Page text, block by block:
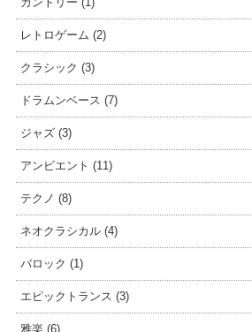
レトロゲーム (2)
クラシック (3)
ドラムンベース (7)
ジャズ (3)
アンビエント (11)
テクノ (8)
ネオクラシカル (4)
バロック (1)
エピックトランス (3)
雅楽 (6)